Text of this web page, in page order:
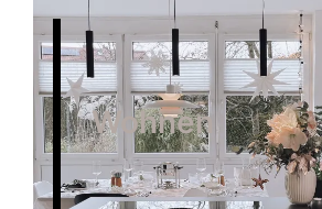
Wohnen